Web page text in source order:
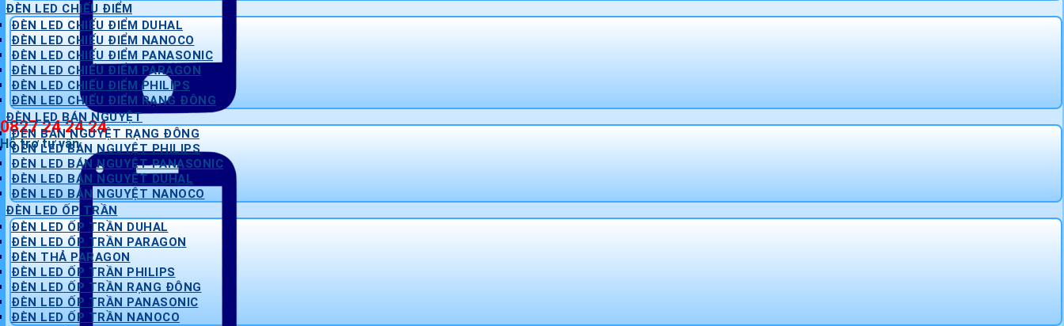
0827 24 24 24
Hỗ trợ tư vấn
ĐÈN LED CHIẾU ĐIỂM
ĐÈN LED CHIẾU ĐIỂM DUHAL
ĐÈN LED CHIẾU ĐIỂM NANOCO
ĐÈN LED CHIẾU ĐIỂM PANASONIC
ĐÈN LED CHIẾU ĐIỂM PARAGON
ĐÈN LED CHIẾU ĐIỂM PHILIPS
ĐÈN LED CHIẾU ĐIỂM RẠNG ĐÔNG
ĐÈN LED BÁN NGUYỆT
ĐÈN BÁN NGUYỆT RẠNG ĐÔNG
ĐÈN LED BÁN NGUYỆT PHILIPS
ĐÈN LED BÁN NGUYỆT PANASONIC
ĐÈN LED BÁN NGUYỆT DUHAL
ĐÈN LED BÁN NGUYỆT NANOCO
ĐÈN LED ỐP TRẦN
ĐÈN LED ỐP TRẦN DUHAL
ĐÈN LED ỐP TRẦN PARAGON
ĐÈN THẢ PARAGON
ĐÈN LED ỐP TRẦN PHILIPS
ĐÈN LED ỐP TRẦN RẠNG ĐÔNG
ĐÈN LED ỐP TRẦN PANASONIC
ĐÈN LED ỐP TRẦN NANOCO